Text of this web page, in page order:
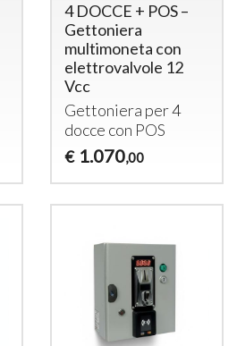
4 DOCCE + POS –
Gettoniera
multimoneta con
elettrovalvole 12
Vcc
Gettoniera per 4
docce con POS
€ 1.070,00